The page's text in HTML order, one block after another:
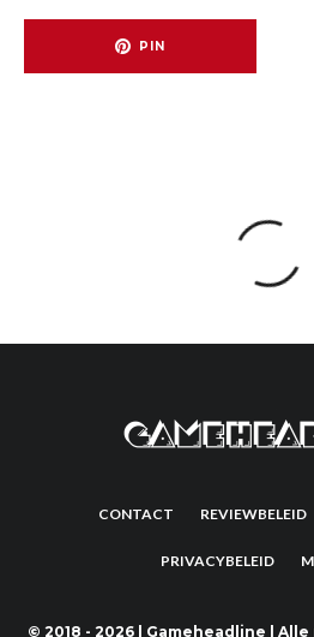
PIN
CONTACT REVIEWBELEID
PRIVACYBELEID
© 2018 - 2026 | Gameheadline |